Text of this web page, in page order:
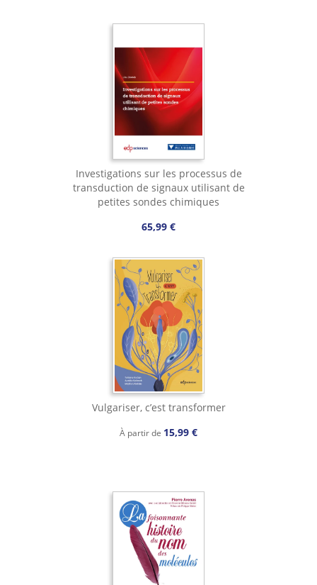
Investigations sur les processus de
transduction de signaux utilisant de
petites sondes chimiques
65,99 €
Vulgariser, c’est transformer
À partir de 15,99 €